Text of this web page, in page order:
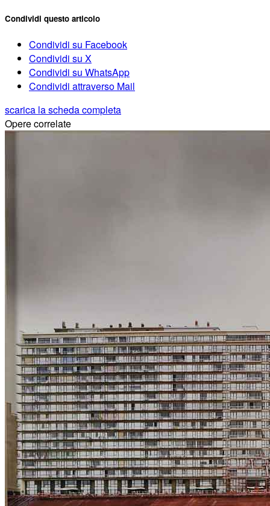
Condividi questo articolo
Condividi su Facebook
Condividi su X
Condividi su WhatsApp
Condividi attraverso Mail
scarica la scheda completa
Opere correlate